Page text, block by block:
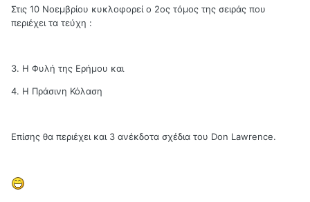
Στις 10 Νοεμβρίου κυκλοφορεί ο 2ος τόμος της σειράς που
περιέχει τα τεύχη :
3. Η Φυλή της Ερήμου και
4. Η Πράσινη Κόλαση
Επίσης θα περιέχει και 3 ανέκδοτα σχέδια του Don Lawrence.